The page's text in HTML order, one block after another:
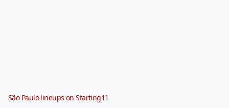
São Paulo lineups on Starting11